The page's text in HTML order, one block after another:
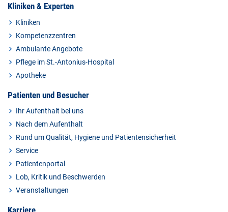
Kliniken & Experten
Kliniken
Kompetenzzentren
Ambulante Angebote
Pflege im St.-Antonius-Hospital
Apotheke
Patienten und Besucher
Ihr Aufenthalt bei uns
Nach dem Aufenthalt
Rund um Qualität, Hygiene und Patientensicherheit
Service
Patientenportal
Lob, Kritik und Beschwerden
Veranstaltungen